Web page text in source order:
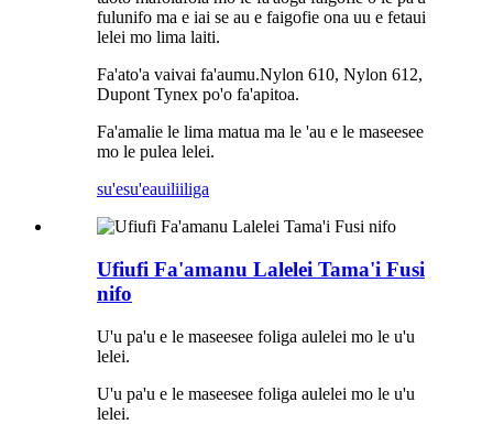
fulunifo ma e iai se au e faigofie ona uu e fetaui
lelei mo lima laiti.
Fa'ato'a vaivai fa'aumu.Nylon 610, Nylon 612,
Dupont Tynex po'o fa'apitoa.
Fa'amalie le lima matua ma le 'au e le maseesee
mo le pulea lelei.
su'esu'eauiliiliga
Ufiufi Fa'amanu Lalelei Tama'i Fusi
nifo
U'u pa'u e le maseesee foliga aulelei mo le u'u
lelei.
U'u pa'u e le maseesee foliga aulelei mo le u'u
lelei.